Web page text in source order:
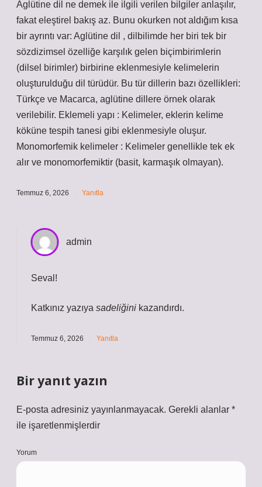
Aglütine dil ne demek ile ilgili verilen bilgiler anlaşılır,
fakat eleştirel bakış az. Bunu okurken not aldığım kısa
bir ayrıntı var: Aglütine dil , dilbilimde her biri tek bir
sözdizimsel özelliğe karşılık gelen biçimbirimlerin
(dilsel birimler) birbirine eklenmesiyle kelimelerin
oluşturulduğu dil türüdür. Bu tür dillerin bazı özellikleri:
Türkçe ve Macarca, aglütine dillere örnek olarak
verilebilir. Eklemeli yapı : Kelimeler, eklerin kelime
köküne tespih tanesi gibi eklenmesiyle oluşur.
Monomorfemik kelimeler : Kelimeler genellikle tek ek
alır ve monomorfemiktir (basit, karmaşık olmayan).
Temmuz 6, 2026 Yanıtla
admin
Seval!
Katkınız yazıya sadeliğini kazandırdı.
Temmuz 6, 2026 Yanıtla
Bir yanıt yazın
E-posta adresiniz yayınlanmayacak. Gerekli alanlar *
ile işaretlenmişlerdir
Yorum